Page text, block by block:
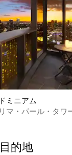
ミニアム
マ・パール・タワ
的⁠地